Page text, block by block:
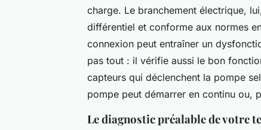
charge. Le branchement électrique,
différentiel et conforme aux normes
connexion peut entraîner un
pas tout : il vérifie aussi le bon
capteurs qui déclenchent la pompe
pompe peut démarrer en continu ou,
Le diagnostic préalable de votre